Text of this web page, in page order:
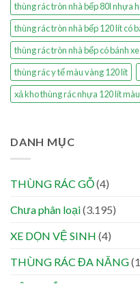
thùng rác tròn nhà bếp 80l nhựa
thùng rác tròn nhà bếp 120 lít có
thùng rác tròn nhà bếp có bánh
thùng rác y tế màu vàng 120 lít
xả kho thùng rác nhựa 120 lít
DANH MỤC
THÙNG RÁC GỖ(4)
Chưa phân loại(3.195)
XE DỌN VỆ SINH (4)
THÙNG RÁC ĐA NĂNG